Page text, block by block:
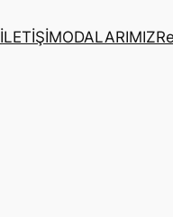
İLETİŞİMODALARIMIZ